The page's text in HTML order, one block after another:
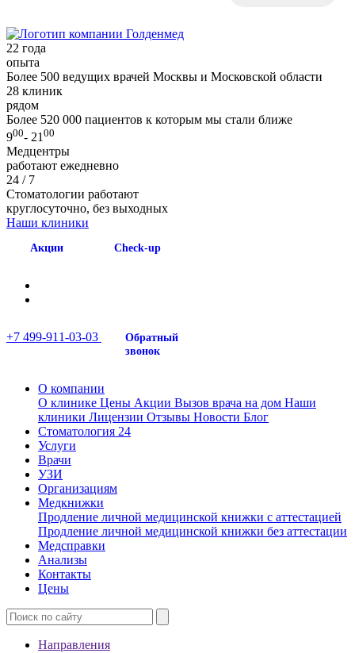
22 года
опыта
Более 500 ведущих врачей Москвы и Московской области
28 клиник
рядом
Более 520 000 пациентов к которым мы стали ближе
900- 21 00
Медцентры
работают ежедневно
24 / 7
Стоматологии работают
круглосуточно, без выходных
Наши клиники
Акции Check-up
+7 499-911-03-03
Обратный
звонок
О компании
О клинике Цены Акции Вызов врача на дом Наши
клиники Лицензии Отзывы Новости Блог
Стоматология 24
Услуги
Врачи
УЗИ
Организациям
Медкнижки
Продление личной медицинской книжки с аттестацией
Продление личной медицинской книжки без аттестации
Медсправки
Анализы
Контакты
Цены
Направления